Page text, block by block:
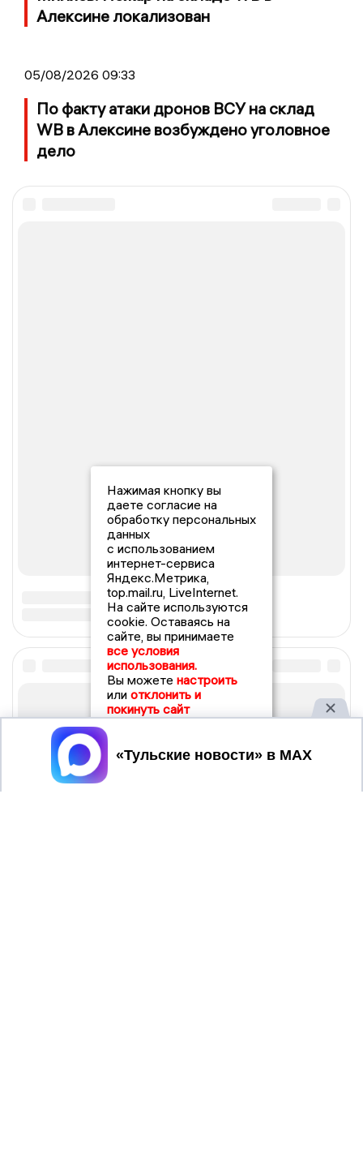
Алексине локализован
05/08/2026 09:33
По факту атаки дронов ВСУ на склад
WB в Алексине возбуждено уголовное
дело
Нажимая кнопку вы
даете согласие на
обработку персональных
данных
с использованием
интернет-сервиса
Яндекс.Метрика,
top.mail.ru, LiveInternet.
На сайте используются
cookie. Оставаясь на
сайте, вы принимаете
все условия
использования.
Вы можете настроить
или отклонить и
покинуть сайт
Принять